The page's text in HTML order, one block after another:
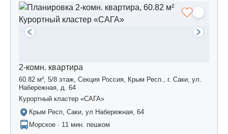
2-комн. квартира
60.82 м², 5/8 этаж, Секция Россия, Крым Респ., г. Саки, ул.
Набережная, д. 64
Курортный кластер «САГА»
Крым Респ, Саки, ул Набережная, 64
Морское · 11 мин. пешком